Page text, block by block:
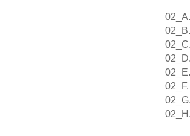
02_A.
02_B.
02_C.
02_D.
02_E.
02_F.
02_G.
02_H.